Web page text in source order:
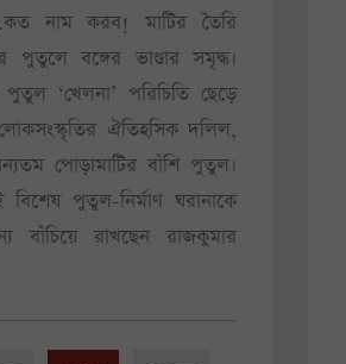
নাম করব! মাটির তৈরি
পুতুলে বঙ্গের ভাণ্ডার সমৃদ্ধ।
‘খেলনা’ পরিচিতি ছেড়ে
ঐতিহসিক দলিল,
পোড়ামাটির বাঁশি পুতুল।
পুতুল-নির্মাণ ঘরানাকে
বাঁচিয়ে রাখছেন রাজকুমার